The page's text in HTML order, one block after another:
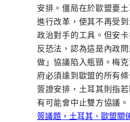
安排。僵局在於歐盟要
進行改革，使其不再受
政治對手的工具。但安
反恐法，認為這是內政
做」協議陷入瓶頸。梅
府必須達到歐盟的所有
簽證安排，土耳其則指
有可能會中止雙方協議。
簽議題，土耳其、歐盟關